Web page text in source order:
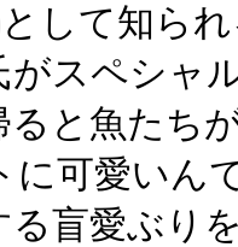
して知ら
がスペシャ
ると魚たち
に可愛いん
る盲愛ぶり